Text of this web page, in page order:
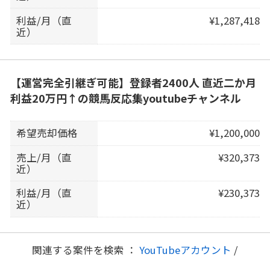
利益/月（直
近）
¥1,287,418
【運営完全引継ぎ可能】登録者2400人 直近二か月
利益20万円↑の競馬反応集youtubeチャンネル
希望売却価格
¥1,200,000
売上/月（直
近）
¥320,373
利益/月（直
近）
¥230,373
関連する案件を検索 ： YouTubeアカウント /